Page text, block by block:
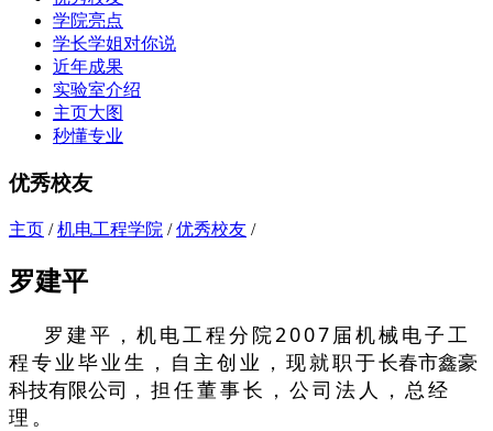
学院亮点
学长学姐对你说
近年成果
实验室介绍
主页大图
秒懂专业
优秀校友
主页 /机电工程学院 /优秀校友 /
罗建平
罗建平，机电工程分院2007 届机械电子工
程专业毕业生，自主创业，现就职于长春市鑫豪
科技有限公司 ，担任董事长，公司法人，总经
理。